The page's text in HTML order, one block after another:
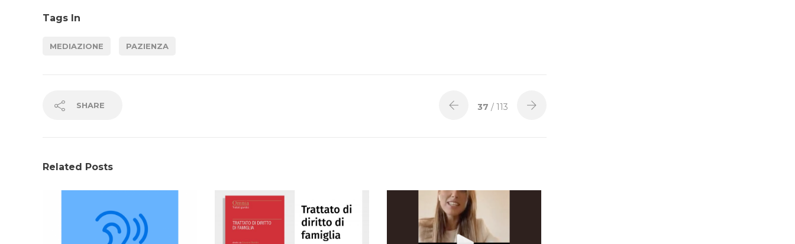
Tags In
MEDIAZIONE PAZIENZA
SHARE 37 / 113
Related Posts